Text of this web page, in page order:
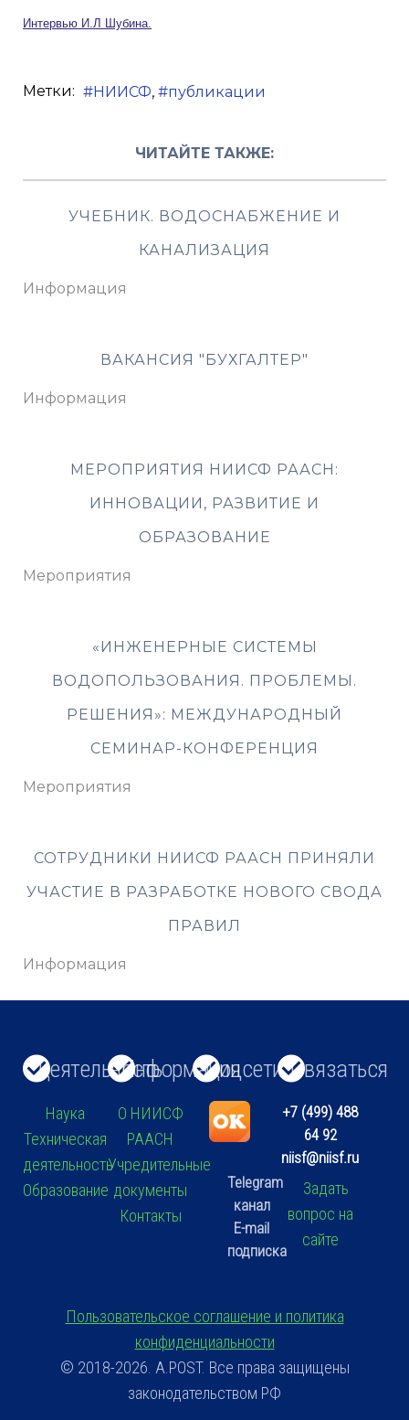
Интервью И.Л Шубина.
Метки: НИИСФ публикации
ЧИТАЙТЕ ТАКЖЕ:
УЧЕБНИК. ВОДОСНАБЖЕНИЕ И
КАНАЛИЗАЦИЯ
Информация
ВАКАНСИЯ "БУХГАЛТЕР"
Информация
МЕРОПРИЯТИЯ НИИСФ РААСН:
ИННОВАЦИИ, РАЗВИТИЕ И
ОБРАЗОВАНИЕ
Мероприятия
«ИНЖЕНЕРНЫЕ СИСТЕМЫ
ВОДОПОЛЬЗОВАНИЯ. ПРОБЛЕМЫ.
РЕШЕНИЯ»: МЕЖДУНАРОДНЫЙ
СЕМИНАР-КОНФЕРЕНЦИЯ
Мероприятия
СОТРУДНИКИ НИИСФ РААСН ПРИНЯЛИ
УЧАСТИЕ В РАЗРАБОТКЕ НОВОГО СВОДА
ПРАВИЛ
Информация
Деятельность
Наука
Техническая
деятельность
Образование
Информация
О НИИСФ
РААСН
Учредительные
документы
Контакты
Соцсети
Telegram
канал
E-mail
подписка
Связаться
+7 (499) 488
64 92
niisf@niisf.ru
Задать
вопрос на
сайте
Пользовательское соглашение и политика
конфиденциальности
© 2018-2026. A.POST. Все права защищены
законодательством РФ